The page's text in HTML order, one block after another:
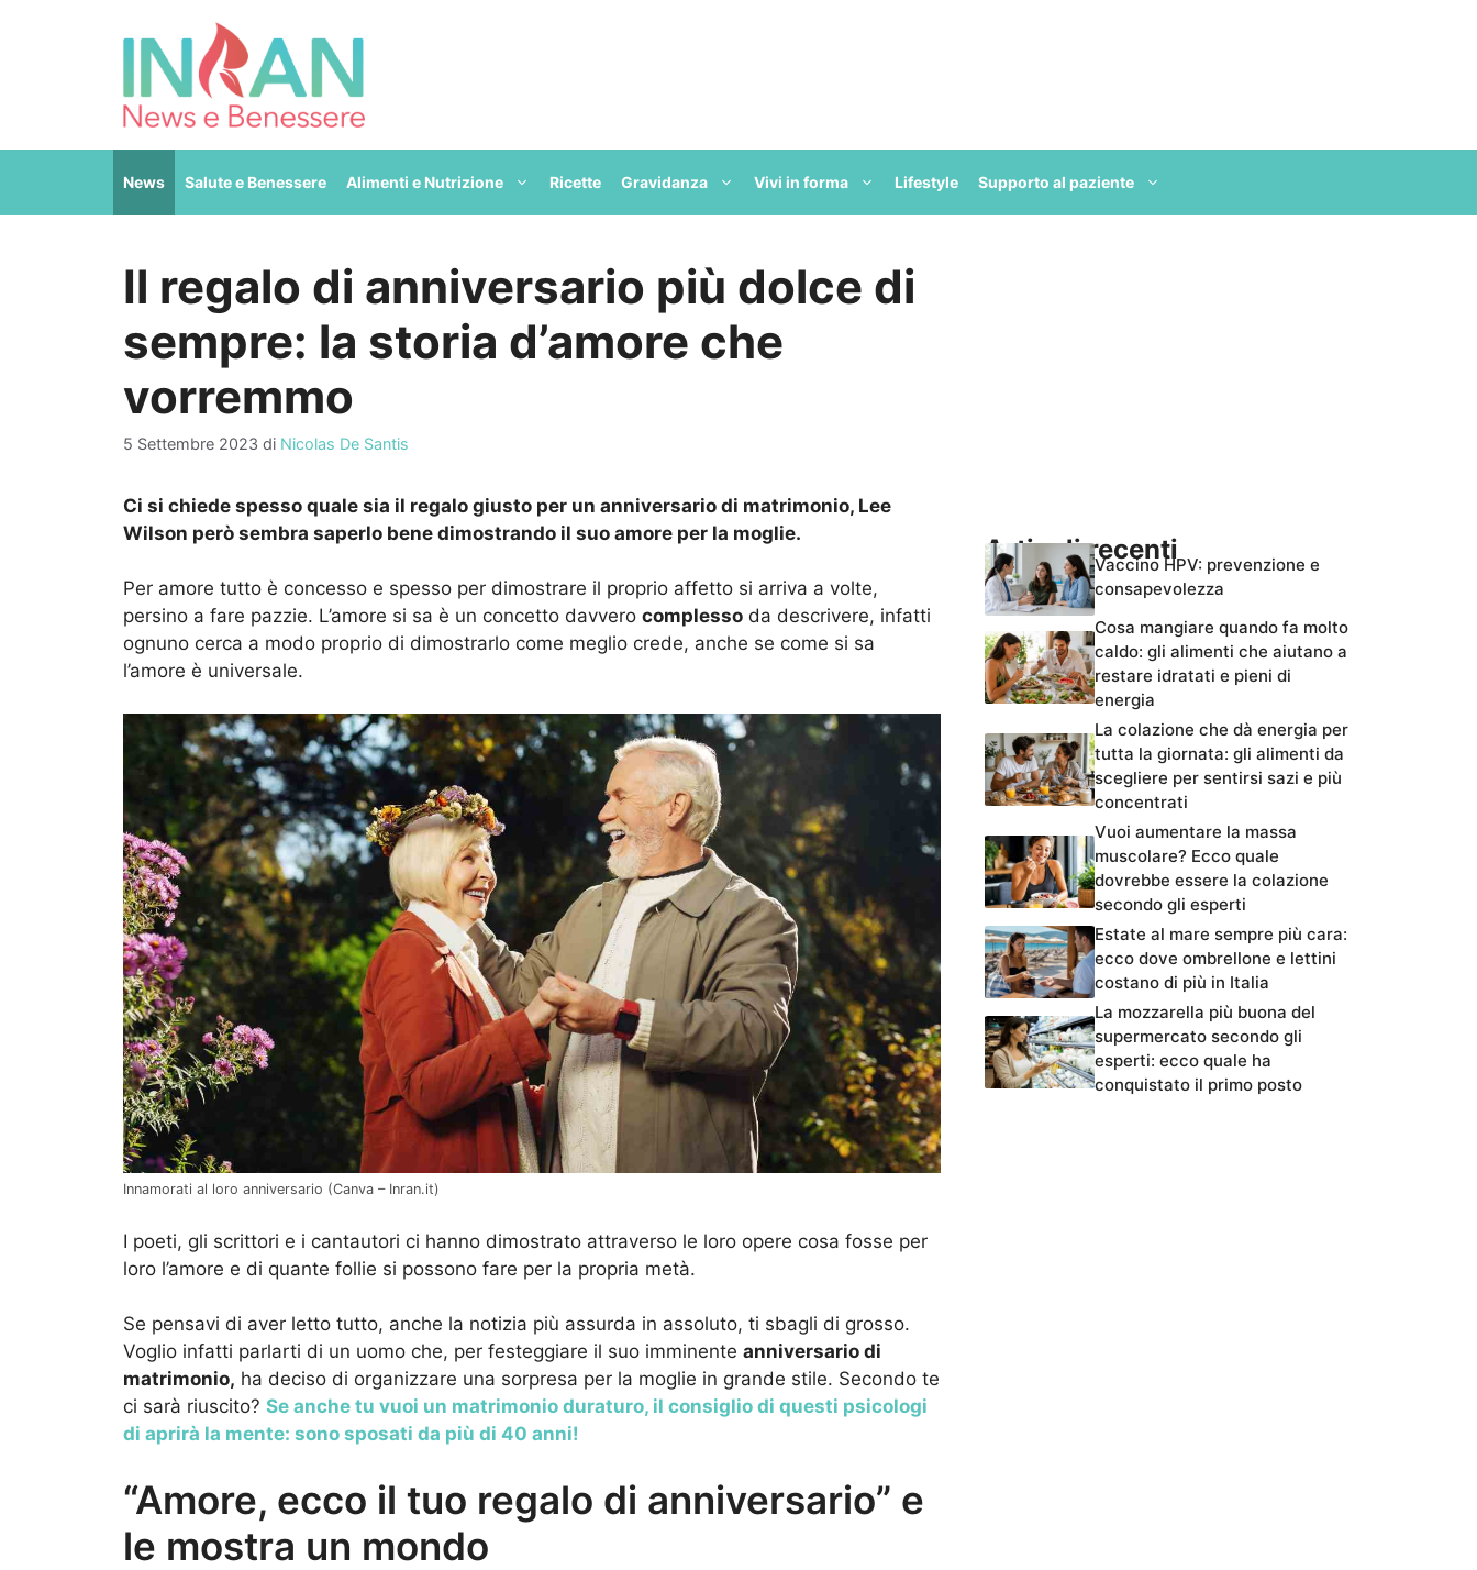
News Salute e Benessere Alimenti e Nutrizione Ricette Gravidanza Vivi in forma Lifestyle Supporto al paziente
Il regalo di anniversario più dolce di
sempre: la storia d’amore che
vorremmo
5 Settembre 2023 di Nicolas De Santis
Ci si chiede spesso quale sia il regalo giusto per un anniversario di matrimonio, Lee
Wilson però sembra saperlo bene dimostrando il suo amore per la moglie.
Per amore tutto è concesso e spesso per dimostrare il proprio affetto si arriva a volte,
persino a fare pazzie. L’amore si sa è un concetto davvero complesso da descrivere, infatti
ognuno cerca a modo proprio di dimostrarlo come meglio crede, anche se come si sa
l’amore è universale.
Innamorati al loro anniversario (Canva – Inran.it)
I poeti, gli scrittori e i cantautori ci hanno dimostrato attraverso le loro opere cosa fosse per
loro l’amore e di quante follie si possono fare per la propria metà.
Se pensavi di aver letto tutto, anche la notizia più assurda in assoluto, ti sbagli di grosso.
Voglio infatti parlarti di un uomo che, per festeggiare il suo imminente anniversario di
matrimonio, ha deciso di organizzare una sorpresa per la moglie in grande stile. Secondo te
ci sarà riuscito? Se anche tu vuoi un matrimonio duraturo, il consiglio di questi psicologi
di aprirà la mente: sono sposati da più di 40 anni!
“Amore, ecco il tuo regalo di anniversario” e
le mostra un mondo
Articoli recentiVaccino HPV: prevenzione e
consapevolezza
Cosa mangiare quando fa molto
caldo: gli alimenti che aiutano a
restare idratati e pieni di
energia
La colazione che dà energia per
tutta la giornata: gli alimenti da
scegliere per sentirsi sazi e più
concentrati
Vuoi aumentare la massa
muscolare? Ecco quale
dovrebbe essere la colazione
secondo gli esperti
Estate al mare sempre più cara:
ecco dove ombrellone e lettini
costano di più in Italia
La mozzarella più buona del
supermercato secondo gli
esperti: ecco quale ha
conquistato il primo posto